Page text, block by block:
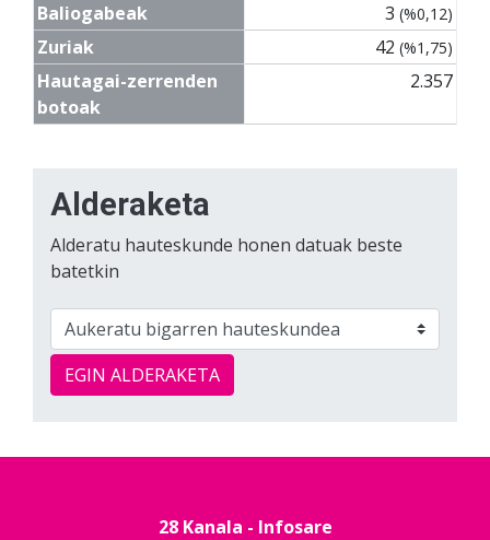
Baliogabeak
3 (%0,12)
Zuriak 42 (%1,75)
Hautagai-zerrenden
botoak
2.357
Alderaketa
Alderatu hauteskunde honen datuak beste
batetkin
EGIN ALDERAKETA
28 Kanala - Infosare